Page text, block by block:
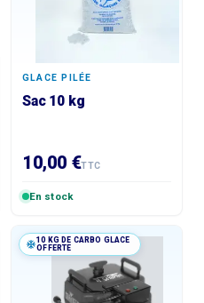
GLACE PILÉE
Sac 10 kg
10,00 €TTC
En stock
10 KG DE CARBO GLACE
OFFERTE